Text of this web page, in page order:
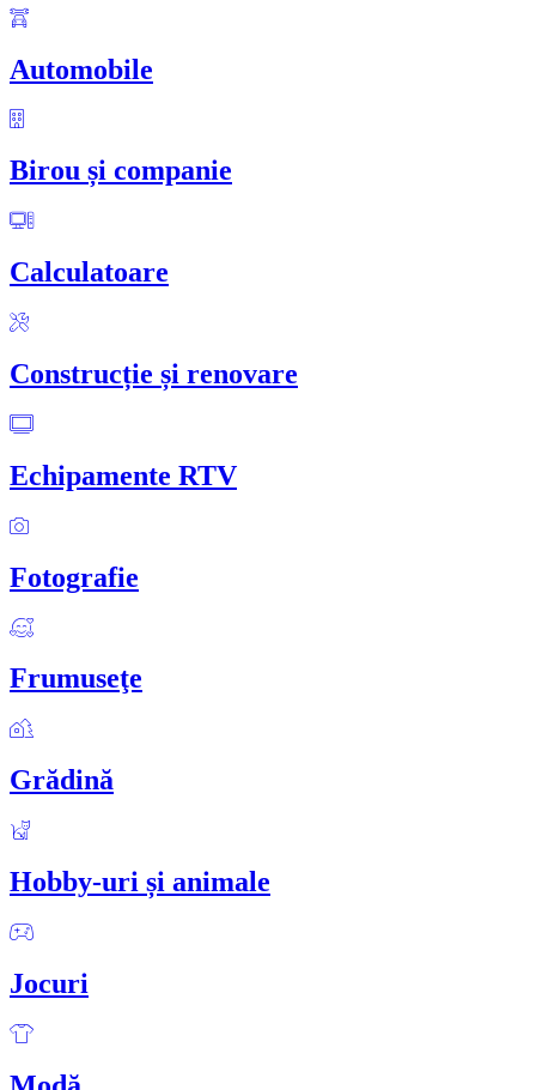
Automobile
Birou și companie
Calculatoare
Construcție și renovare
Echipamente RTV
Fotografie
Frumuseţe
Grădină
Hobby-uri și animale
Jocuri